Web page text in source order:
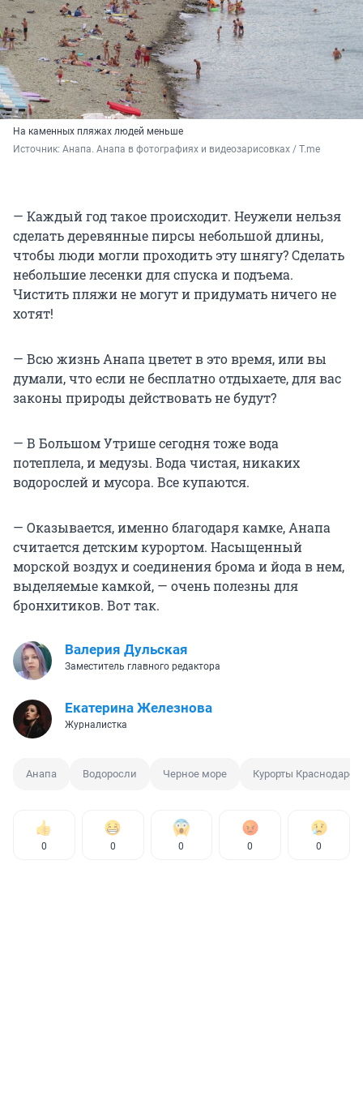
На каменных пляжах людей меньше
Источник: Анапа. Анапа в фотографиях и видеозарисовках / T.me
— Каждый год такое происходит. Неужели нельзя
сделать деревянные пирсы небольшой длины,
чтобы люди могли проходить эту шнягу? Сделать
небольшие лесенки для спуска и подъема.
Чистить пляжи не могут и придумать ничего не
хотят!
— Всю жизнь Анапа цветет в это время, или вы
думали, что если не бесплатно отдыхаете, для вас
законы природы действовать не будут?
— В Большом Утрише сегодня тоже вода
потеплела, и медузы. Вода чистая, никаких
водорослей и мусора. Все купаются.
— Оказывается, именно благодаря камке, Анапа
считается детским курортом. Насыщенный
морской воздух и соединения брома и йода в нем,
выделяемые камкой, — очень полезны для
бронхитиков. Вот так.
Валерия Дульская
Заместитель главного редактора
Екатерина Железнова
Журналистка
Анапа Водоросли Черное море Курорты
0 0 0 0 0